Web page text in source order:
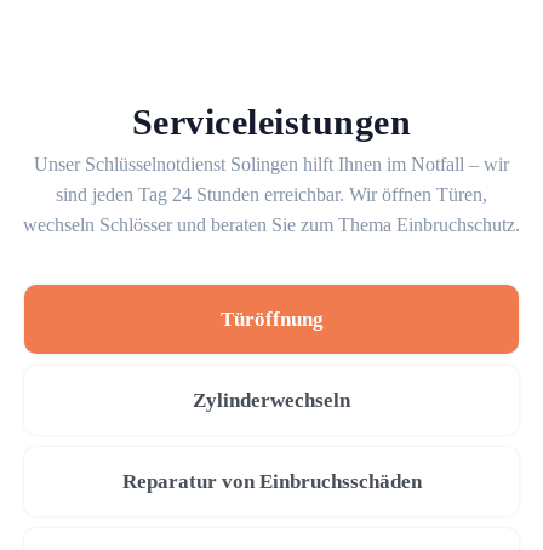
Serviceleistungen
Unser Schlüsselnotdienst Solingen hilft Ihnen im Notfall – wir
sind jeden Tag 24 Stunden erreichbar. Wir öffnen Türen,
wechseln Schlösser und beraten Sie zum Thema Einbruchschutz.
Türöffnung
Zylinderwechseln
Reparatur von Einbruchsschäden